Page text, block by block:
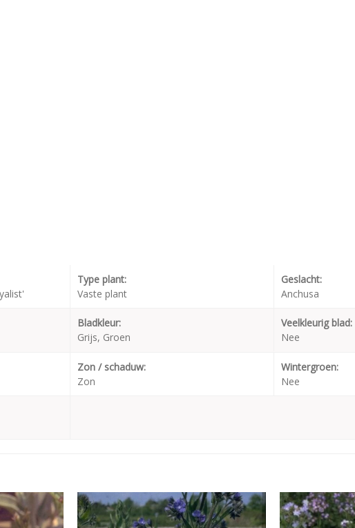
Type plant:
Vaste plant
Geslacht:
Anchusa
Bladkleur:
Grijs, Groen
Veelkleurig blad:
Nee
Zon / schaduw:
Zon
Wintergroen:
Nee